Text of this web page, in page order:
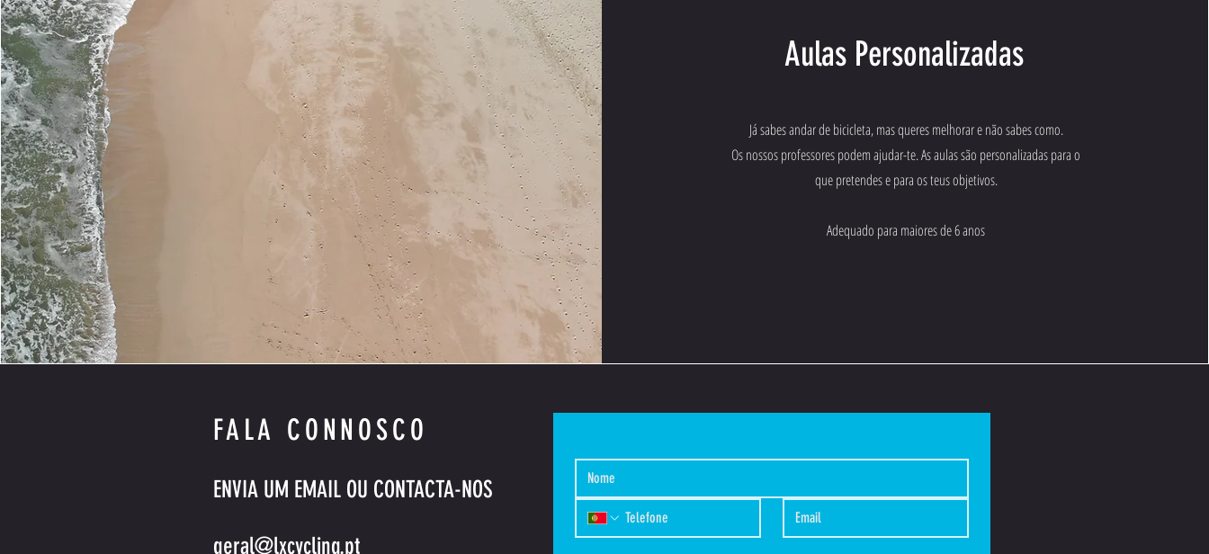
Aulas Personalizadas
Já sabes andar de bicicleta, mas queres melhorar e não sabes como.
Os nossos professores podem ajudar-te. As aulas são personalizadas para o
que pretendes e para os teus objetivos.
Adequado para maiores de 6 anos
FALA CONNOSCO
ENVIA UM EMAIL OU CONTACTA-NOS
geral@lxcycling.pt